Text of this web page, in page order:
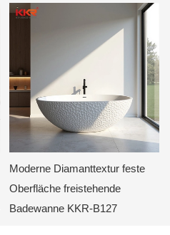
modern, tief, rund, matt, beige
Moderne Diamanttextur feste
Oberfläche freistehende
Badewanne KKR-B127